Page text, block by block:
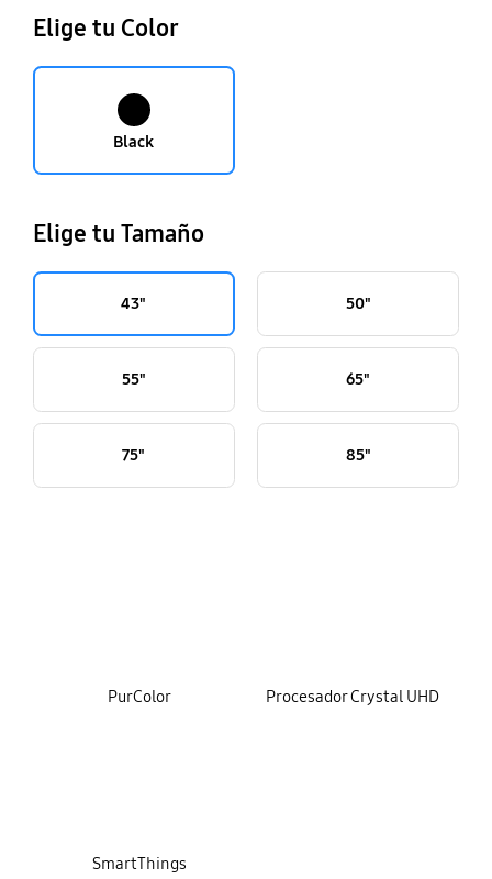
Elige tu Color
Black
Elige tu Tamaño
43" 50"
55" 65"
75" 85"
PurColor Procesador Crystal UHD
SmartThings